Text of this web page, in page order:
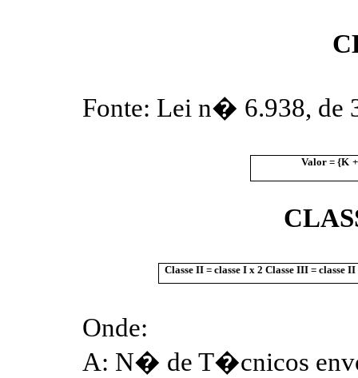
Fonte: Lei n� 6.938, de
Valor = {K +
Classe II = classe I x2 Classe III = classe
Onde:
A: N� de T�cnicos